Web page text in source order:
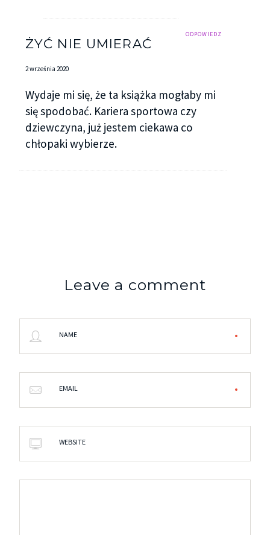
ODPOWIEDZ
ŻYĆ NIE UMIERAĆ
2 września 2020
Wydaje mi się, że ta książka mogłaby mi
się spodobać. Kariera sportowa czy
dziewczyna, już jestem ciekawa co
chłopaki wybierze.
Leave a comment
NAME
EMAIL
WEBSITE